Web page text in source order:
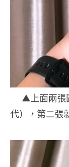
▲上面兩張
代），第二張